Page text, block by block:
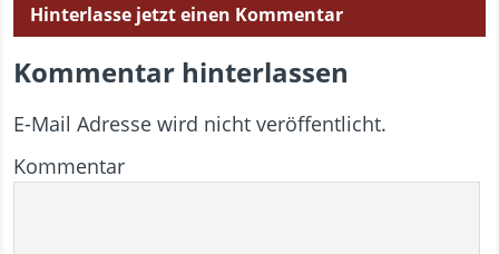
Hinterlasse jetzt einen Kommentar
Kommentar hinterlassen
E-Mail Adresse wird nicht veröffentlicht.
Kommentar